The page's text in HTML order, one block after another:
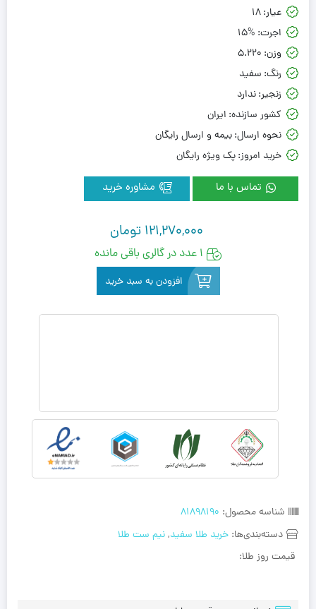
شناسه محصول: 81898190
دسته‌بندی‌ها: خرید طلا سفید,نیم ست طلا
قیمت روز طلا:
عیار:18
اجرت: 15%
وزن: 5.220
رنگ: سفید
زنجیر:ندارد
کشور سازنده: ایران
نحوه ارسال:بیمه و ارسال رایگان
خرید امروز:پک ویژه رایگان
تماس با ما
121,270,000 تومان
1 عدد در گالری باقی مانده
افزودن به سبد خرید